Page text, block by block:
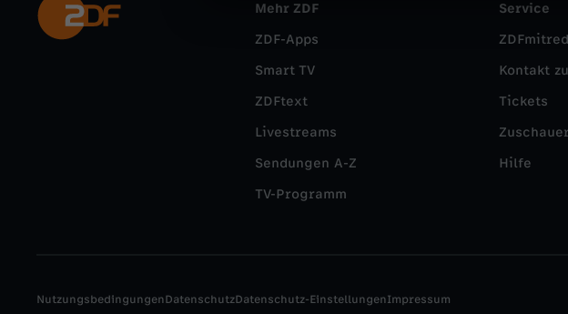
Mehr ZDF
ZDF-Apps
Smart TV
ZDFtext
Livestreams
Sendungen A-Z
TV-Programm
Service
Kontakt
Tickets
Hilfe
NutzungsbedingungenDatenschutzDatenschutz-EinstellungenImpressum